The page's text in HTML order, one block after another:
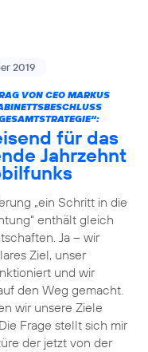
2019
VON CEO MARKUS
für das
Jahrzehnt
„ein Schritt in die
enthält gleich
Ja – wir
Ziel, unser
und wir
den Weg gemacht.
wir unsere Ziele
Frage stellt sich mir
der jetzt von der